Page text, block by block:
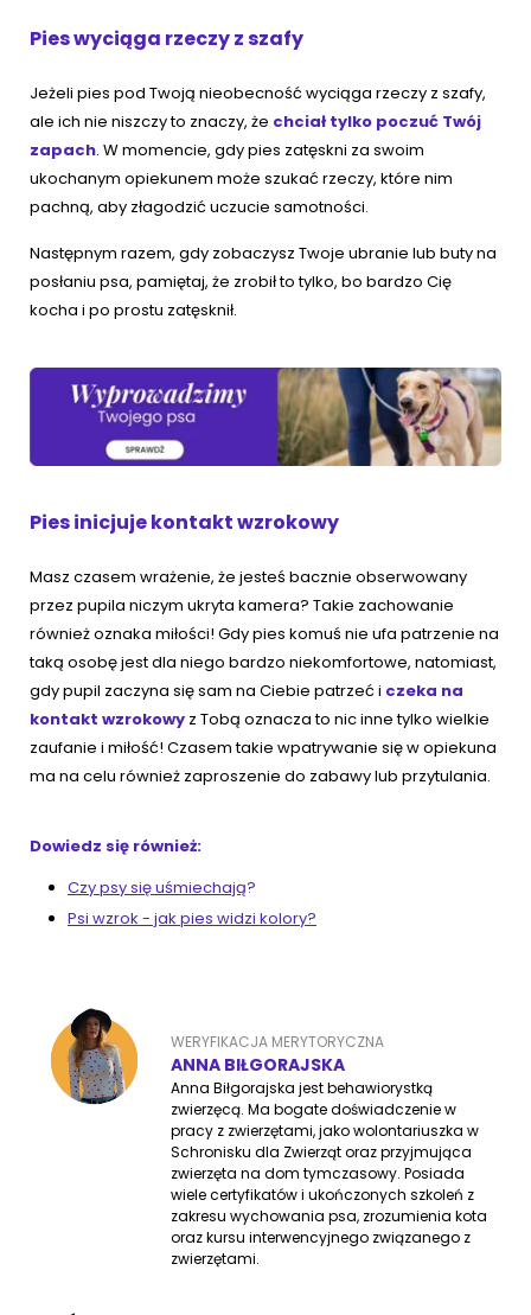
Pies wyciąga rzeczy z szafy
Jeżeli pies pod Twoją nieobecność wyciąga rzeczy z szafy,
ale ich nie niszczy to znaczy, że chciał tylko poczuć Twój
zapach. W momencie, gdy pies zatęskni za swoim
ukochanym opiekunem może szukać rzeczy, które nim
pachną, aby złagodzić uczucie samotności.
Następnym razem, gdy zobaczysz Twoje ubranie lub buty na
posłaniu psa, pamiętaj, że zrobił to tylko, bo bardzo Cię
kocha i po prostu zatęsknił.
Pies inicjuje kontakt wzrokowy
Masz czasem wrażenie, że jesteś bacznie obserwowany
przez pupila niczym ukryta kamera? Takie zachowanie
również oznaka miłości! Gdy pies komuś nie ufa patrzenie na
taką osobę jest dla niego bardzo niekomfortowe, natomiast,
gdy pupil zaczyna się sam na Ciebie patrzeć i czeka na
kontakt wzrokowy z Tobą oznacza to nic inne tylko wielkie
zaufanie i miłość! Czasem takie wpatrywanie się w opiekuna
ma na celu również zaproszenie do zabawy lub przytulania.
Dowiedz się również:
Czy psy się uśmiechają?
Psi wzrok - jak pies widzi kolory?
WERYFIKACJA MERYTORYCZNA
ANNA BIŁGORAJSKA
Anna Biłgorajska jest behawiorystką
zwierzęcą. Ma bogate doświadczenie w
pracy z zwierzętami, jako wolontariuszka w
Schronisku dla Zwierząt oraz przyjmująca
zwierzęta na dom tymczasowy. Posiada
wiele certyfikatów i ukończonych szkoleń z
zakresu wychowania psa, zrozumienia kota
oraz kursu interwencyjnego związanego z
zwierzętami.